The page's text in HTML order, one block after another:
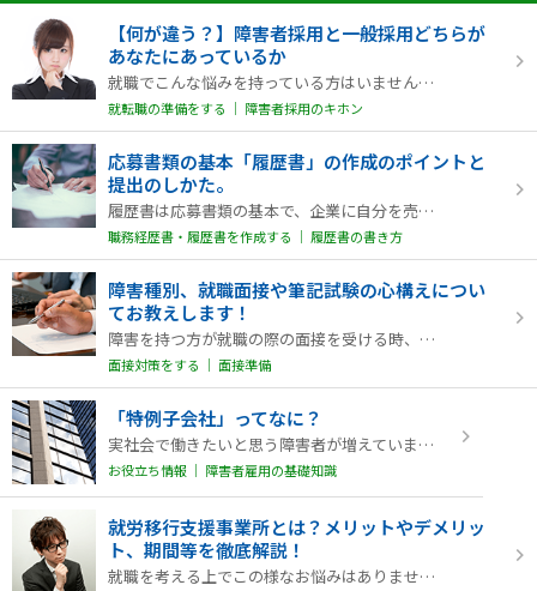
【何が違う？】障害者採用と一般採用どちらが
あなたにあっているか
就職でこんな悩みを持っている方はいませんか。「障害者採用と一般採用のどちらを選べば良いのか…
就転職の準備をする │ 障害者採用のキホン
応募書類の基本「履歴書」の作成のポイントと
提出のしかた。
履歴書は応募書類の基本で、企業に自分を売り込むためのいわゆる「パンフレット」です。また、応…
職務経歴書・履歴書を作成する │ 履歴書の書き方
障害種別、就職面接や筆記試験の心構えについ
てお教えします！
障害を持つ方が就職の際の面接を受ける時、あるいは筆記試験を受ける時。どんなことに気をつけ、…
面接対策をする │ 面接準備
「特例子会社」ってなに？
実社会で働きたいと思う障害者が増えています。しかし、その受け皿である企業の数はまだまだ十分…
お役立ち情報 │ 障害者雇用の基礎知識
就労移行支援事業所とは？メリットやデメリッ
ト、期間等を徹底解説！
就職を考える上でこの様なお悩みはありませんか？「働き続けられるか不安・・・」、「自分に合う…